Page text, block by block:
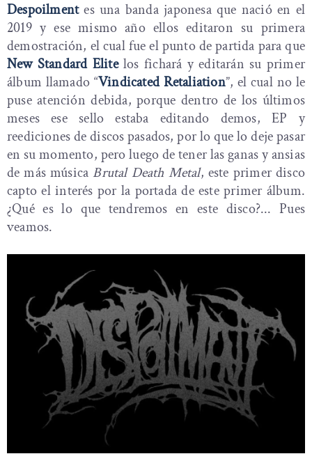
Despoilmentes una banda japonesa que nació en el
2019 y ese mismo año ellos editaron su primera
demostración, el cual fue el punto de partida para que
New Standard Elitelos fichará y editarán su primer
álbum llamado “Vindicated Retaliation”, el cual no le
puse atención debida, porque dentro de los últimos
meses ese sello estaba editando demos, EP y
reediciones de discos pasados, por lo que lo deje pasar
en su momento, pero luego de tener las ganas y ansias
de más música Brutal Death Metal, este primer disco
capto el interés por la portada de este primer álbum.
¿Qué es lo que tendremos en este disco?... Pues
veamos.